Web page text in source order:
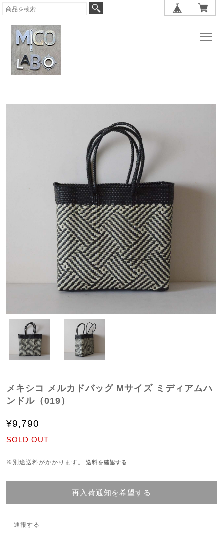
メキシコ メルカドバッグ Mサイズ ミディアムハ
ンドル（019）
¥9,790
SOLD OUT
※別途送料がかかります。 送料を確認する
再入荷通知を希望する
通報する